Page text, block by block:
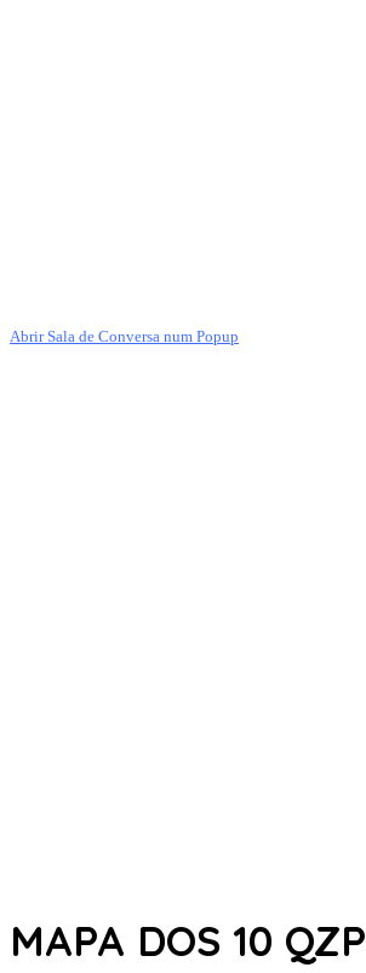
Abrir Sala de Conversa num Popup
MAPA DOS 10 QZP